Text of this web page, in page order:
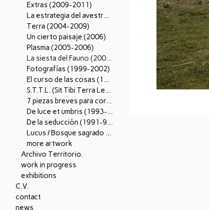
Extras (2009-2011)
La estrategia del avestruz (2007-12).
Terra (2004-2009)
Un cierto paisaje (2006)
Plasma (2005-2006)
La siesta del Fauno (2002-2005)
Fotografías (1999-2002)
El curso de las cosas (1997-98)
S.T.T.L. (Sit Tibi Terra Levis), (1995-97)
7 piezas breves para corazón (1996)
De luce et umbris (1993-95)
De la seducción (1991-96)
Lucus / Bosque sagrado (1988-90)
more artwork
Archivo Territorio.
work in progress
exhibitions
C.V.
contact
news